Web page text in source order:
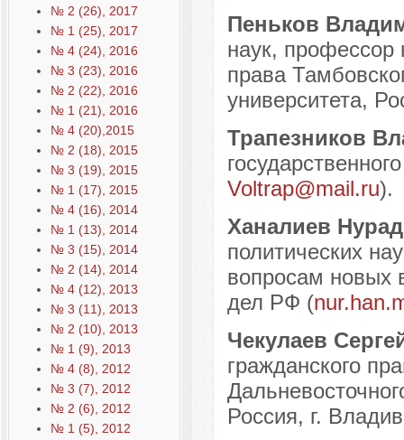
№ 2 (26), 2017
№ 1 (25), 2017
№ 4 (24), 2016
№ 3 (23), 2016
№ 2 (22), 2016
№ 1 (21), 2016
№ 4 (20),2015
№ 2 (18), 2015
№ 3 (19), 2015
№ 1 (17), 2015
№ 4 (16), 2014
№ 1 (13), 2014
№ 3 (15), 2014
№ 2 (14), 2014
№ 4 (12), 2013
№ 3 (11), 2013
№ 2 (10), 2013
№ 1 (9), 2013
№ 4 (8), 2012
№ 3 (7), 2012
№ 2 (6), 2012
№ 1 (5), 2012
Пеньков
наук, профессор
права
университета,
Трапезников
Voltrap@mail.ru).
Ханалиев
политических
вопросам новых
дел РФ (
Чекулаев
гражданского
Россия, г.